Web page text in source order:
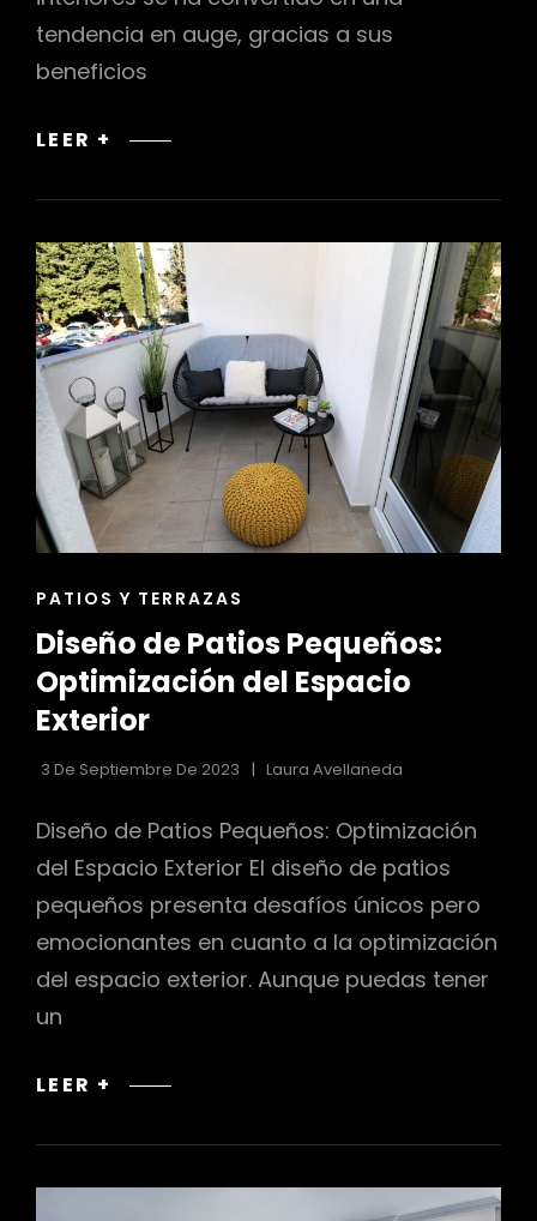
tendencia en auge, gracias a sus
beneficios
LEER +
TÉCNICAS
JARDINERÍA
ENLACES
LAS
CATEGORÍAS
PATIOS Y TERRAZAS
Diseño de Patios Pequeños:
Optimización del Espacio
Exterior
3 De Septiembre De 2023 Laura Avellaneda
Diseño de Patios Pequeños: Optimización
del Espacio Exterior El diseño de patios
pequeños presenta desafíos únicos pero
emocionantes en cuanto a la optimización
del espacio exterior. Aunque puedas tener
un
LEER +
DISEÑO
PATIOS